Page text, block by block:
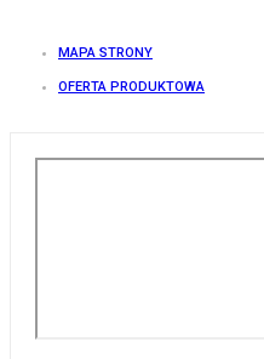
MAPA STRONY
OFERTA PRODUKTOWA